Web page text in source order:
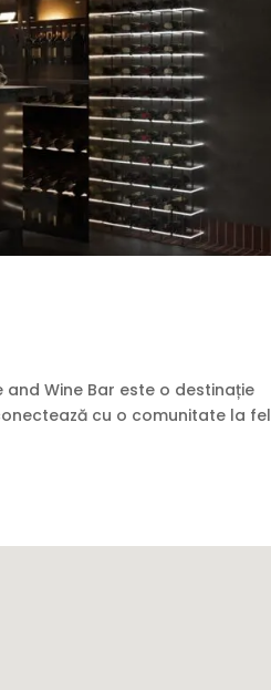
and Wine Bar este o destinație
cu o comunitate la fel